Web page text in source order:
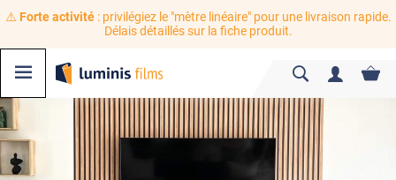
⚠️ Forte activité: privilégiez le "mètre linéaire" pour une livraison rapide.
Délais détaillés sur la fiche produit.